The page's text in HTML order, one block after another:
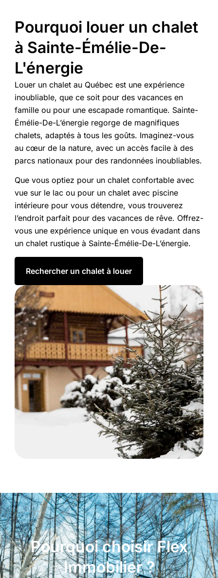
Pourquoi louer un chalet
à Sainte-Émélie-De-
L'énergie
Louer un chalet au Québec est une expérience
inoubliable, que ce soit pour des vacances en
famille ou pour une escapade romantique. Sainte-
Émélie-De-L’énergie regorge de magnifiques
chalets, adaptés à tous les goûts. Imaginez-vous
au cœur de la nature, avec un accès facile à des
parcs nationaux pour des randonnées inoubliables.
Que vous optiez pour un chalet confortable avec
vue sur le lac ou pour un chalet avec piscine
intérieure pour vous détendre, vous trouverez
l’endroit parfait pour des vacances de rêve. Offrez-
vous une expérience unique en vous évadant dans
un chalet rustique à Sainte-Émélie-De-L’énergie.
Rechercher un chalet à louer
Pourquoi choisir Flex
Immobilier ?